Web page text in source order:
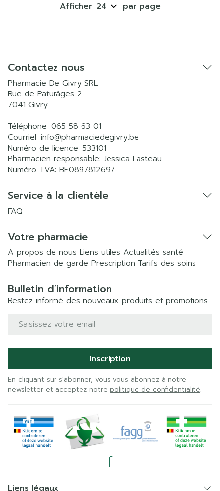
Afficher par page
Contactez nous
Pharmacie De Givry SRL
Rue de Paturâges 2
7041 Givry
Téléphone: 065 58 63 01
Courriel: info@pharmaciedegivry.be
Numéro de licence: 533101
Pharmacien responsable: Jessica Lasteau
Numéro TVA: BE0897812697
Service à la clientèle
FAQ
Votre pharmacie
A propos de nous Liens utiles Actualités santé
Pharmacien de garde Prescription Tarifs des soins
Bulletin d’information
Restez informé des nouveaux produits et promotions
Adresse mail
Inscription
En cliquant sur s'abonner, vous vous abonnez à notre
newsletter et acceptez notre politique de confidentialité.
Liens légaux